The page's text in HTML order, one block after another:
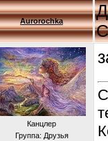
Aurorochka
Канцлер
Группа: Друзья